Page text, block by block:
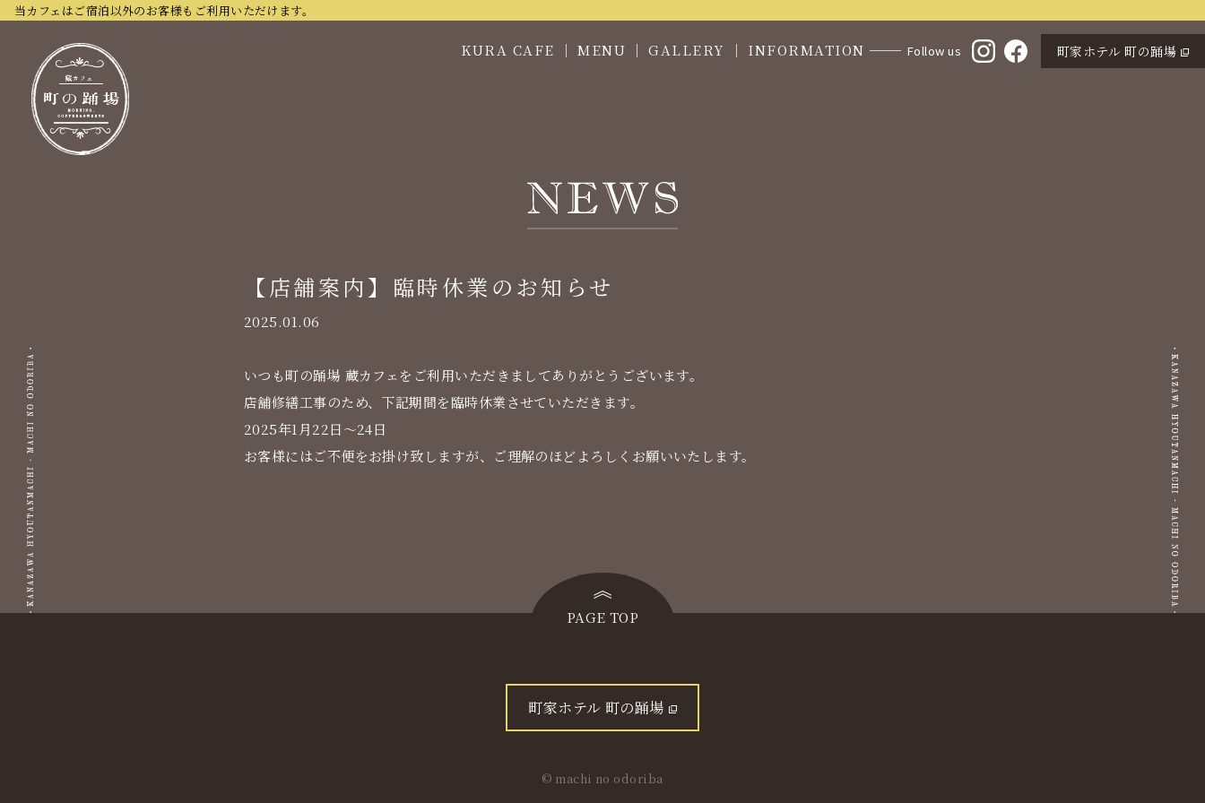
当カフェはご宿泊以外のお客様もご利用いただけます。
KURA CAFE MENU GALLERY INFORMATION 町家ホテル 町の踊場
【店舗案内】臨時休業のお知らせ
2025.01.06
いつも町の踊場 蔵カフェをご利用いただきましてありがとうございます。
店舗修繕工事のため、下記期間を臨時休業させていただきます。
2025年1月22日〜24日
お客様にはご不便をお掛け致しますが、ご理解のほどよろしくお願いいたします。
PAGE TOP
町家ホテル 町の踊場
© machi no odoriba